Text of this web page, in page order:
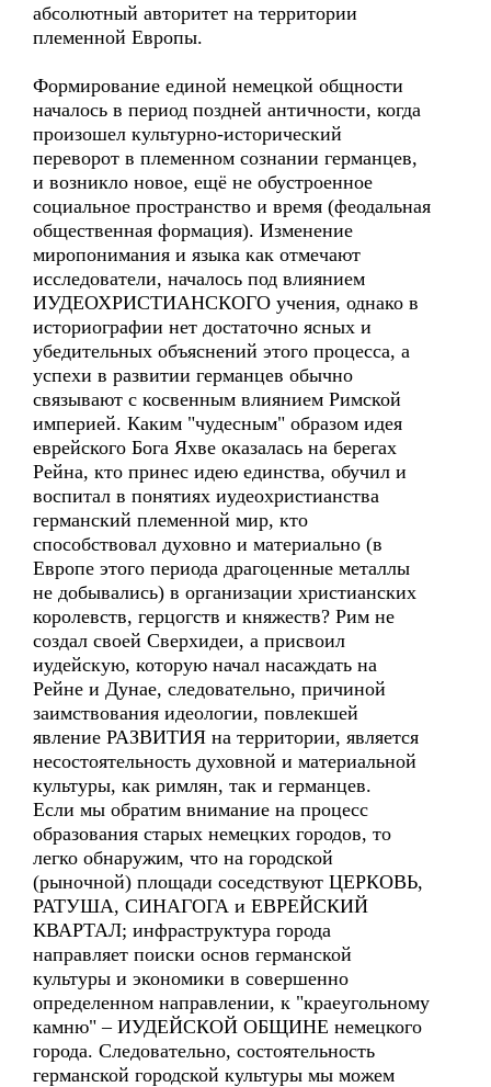
абсолютный авторитет на территории
племенной Европы.
Формирование единой немецкой общности
началось в период поздней античности, когда
произошел культурно-исторический
переворот в племенном сознании германцев,
и возникло новое, ещё не обустроенное
социальное пространство и время (феодальная
общественная формация). Изменение
миропонимания и языка как отмечают
исследователи, началось под влиянием
ИУДЕОХРИСТИАНСКОГО учения, однако в
историографии нет достаточно ясных и
убедительных объяснений этого процесса, а
успехи в развитии германцев обычно
связывают с косвенным влиянием Римской
империей. Каким "чудесным" образом идея
еврейского Бога Яхве оказалась на берегах
Рейна, кто принес идею единства, обучил и
воспитал в понятиях иудеохристианства
германский племенной мир, кто
способствовал духовно и материально (в
Европе этого периода драгоценные металлы
не добывались) в организации христианских
королевств, герцогств и княжеств? Рим не
создал своей Сверхидеи, а присвоил
иудейскую, которую начал насаждать на
Рейне и Дунае, следовательно, причиной
заимствования идеологии, повлекшей
явление РАЗВИТИЯ на территории, является
несостоятельность духовной и материальной
культуры, как римлян, так и германцев.
Если мы обратим внимание на процесс
образования старых немецких городов, то
легко обнаружим, что на городской
(рыночной) площади соседствуют ЦЕРКОВЬ,
РАТУША, СИНАГОГА и ЕВРЕЙСКИЙ
КВАРТАЛ; инфраструктура города
направляет поиски основ германской
культуры и экономики в совершенно
определенном направлении, к "краеугольному
камню" – ИУДЕЙСКОЙ ОБЩИНЕ немецкого
города. Следовательно, состоятельность
германской городской культуры мы можем